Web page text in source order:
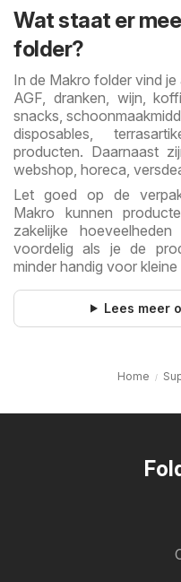
Wat staat er
folder?
In de Makro folder vind je
AGF, dranken, wijn,
snacks,
disposables,
producten. Daarnaast
webshop, horeca,
Let goed op de
Makro kunnen
zakelijke
voordelig als je de
minder handig voor
Lees meer
Home